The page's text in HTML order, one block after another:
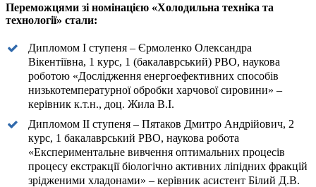
Переможцями зі номінацією «Холодильна техніка та
технології» стали:
Дипломом І ступеня – Єрмоленко Олександра
Вікентіївна, 1 курс, 1 (бакалаврський) РВО, наукова
роботою «Дослідження енергоефективних способів
низькотемпературної обробки харчової сировини» –
керівник к.т.н., доц. Жила В.І.
Дипломом ІІ ступеня – Пятаков Дмитро Андрійович, 2
курс, 1 бакалаврський РВО, наукова робота
«Експериментальне вивчення оптимальних процесів
процесу екстракції біологічно активних ліпідних фракцій
зрідженими хладонами» – керівник асистент Білий Д.В.